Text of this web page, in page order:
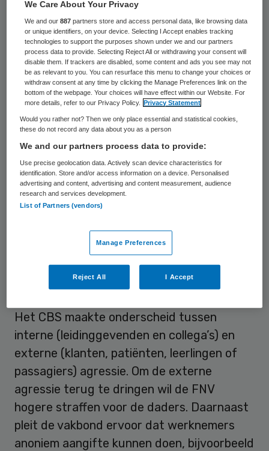
Vakbond FNV noemt de cijfers van agressie
op de werkvloer onacceptabel. Dat zei een
woordvoerder maandag naar aanleiding van
berichtgeving van het Centraal Bureau voor
de Statistiek, dat meldde dat een derde
van de werknemers in 2011 slachtoffer was
van geweld op het werk. Die cijfers komen
in grote lijnen overeen met 2010.
“Het is echt een groot probleem”, aldus de
woordvoerder. “We zijn al langer bezig om
dat aantal terug te dringen. Dat blijkt hard
Ziekenhuizen
Het CBS maakte onderscheid tussen
interne (leidinggevenden en collega’s) en
externe (klanten, patiënten, leerlingen of
passagiers) agressie. Om de externe
agressie terug te dringen wil de FNV
hogere straffen voor de daders. Daarnaast
pleit de vakbond ervoor dat werknemers
anoniem aangifte kunnen doen, bijvoorbeeld
We Care About Your Privacy
We and our887 partners store and access personal data, like browsing data
or unique identifiers, on your device. Selecting I Accept enables tracking
technologies to support the purposes shown under we and our partners
process data to provide. Selecting Reject All or withdrawing your consent will
disable them. If trackers are disabled, some content and ads you see may not
be as relevant to you. You can resurface this menu to change your choices or
withdraw consent at any time by clicking the Manage Preferences link on the
bottom of the webpage. Your choices will have effect within our Website. For
more details, refer to our Privacy Policy.
Privacy Statement
Would you rather not? Then we only place essential and statistical cookies,
these do not record any data about you as a person
We and our partners process data to provide:
Use precise geolocation data. Actively scan device characteristics for
identification. Store and/or access information on a device. Personalised
advertising and content, advertising and content measurement, audience
research and services development.
List of Partners (vendors)
Manage Preferences
Reject All I Accept